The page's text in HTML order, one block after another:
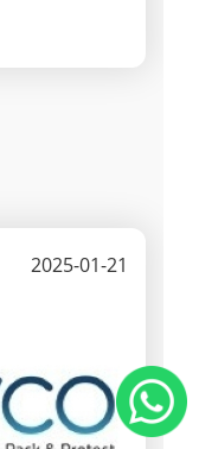
2025-01-21